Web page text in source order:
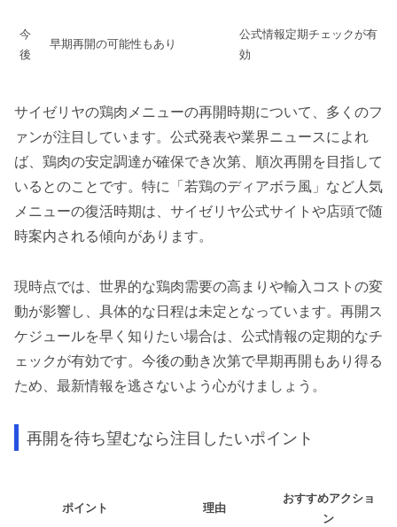
今
後
早期再開の可能性もあり
公式情報定期チェックが有
効
サイゼリヤの鶏肉メニューの再開時期について、多くのフ
ァンが注目しています。公式発表や業界ニュースによれ
ば、鶏肉の安定調達が確保でき次第、順次再開を目指して
いるとのことです。特に「若鶏のディアボラ風」など人気
メニューの復活時期は、サイゼリヤ公式サイトや店頭で随
時案内される傾向があります。
現時点では、世界的な鶏肉需要の高まりや輸入コストの変
動が影響し、具体的な日程は未定となっています。再開ス
ケジュールを早く知りたい場合は、公式情報の定期的なチ
ェックが有効です。今後の動き次第で早期再開もあり得る
ため、最新情報を逃さないよう心がけましょう。
再開を待ち望むなら注目したいポイント
ポイント 理由
おすすめアクショ
ン